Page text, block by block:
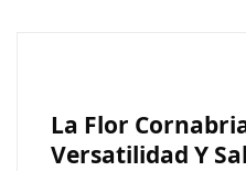
La Flor
Versatilidad Y